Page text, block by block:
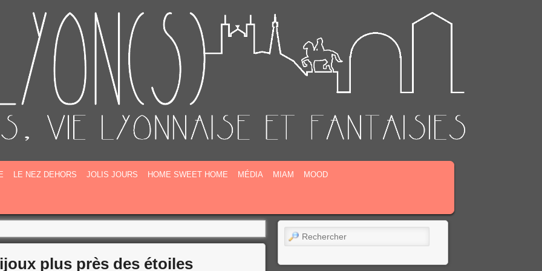
LE NEZ DEHORS JOLIS JOURS HOME SWEET HOME MÉDIA MIAM MOOD
plus près des étoiles
Rechercher